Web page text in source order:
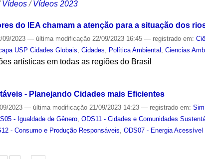
Vídeos /Vídeos 2023
do IEA chamam a atenção para a situação dos
09/2023— última modificação 22/09/2023 16:45— registrado em:
USP Cidades Globais ,Cidades Política Ambiental ,Ciencias
artísticas em todas as regiões do Brasil
- Planejando Cidades mais Eficientes
2023— última modificação 21/09/2023 14:23— registrado em:
- Igualdade de Gênero,ODS11 - Cidades e Comunidades
- Consumo e Produção Responsáveis,ODS07 - Energia Acessível